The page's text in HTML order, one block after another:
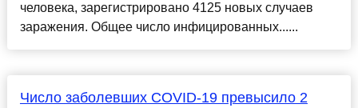
человека, зарегистрировано 4125 новых случаев
заражения. Общее число инфицированных......
Число заболевших COVID-19 превысило 2